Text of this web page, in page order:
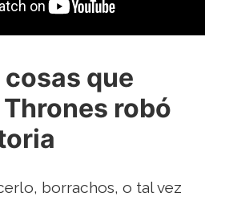
que
robó
borrachos, o tal vez